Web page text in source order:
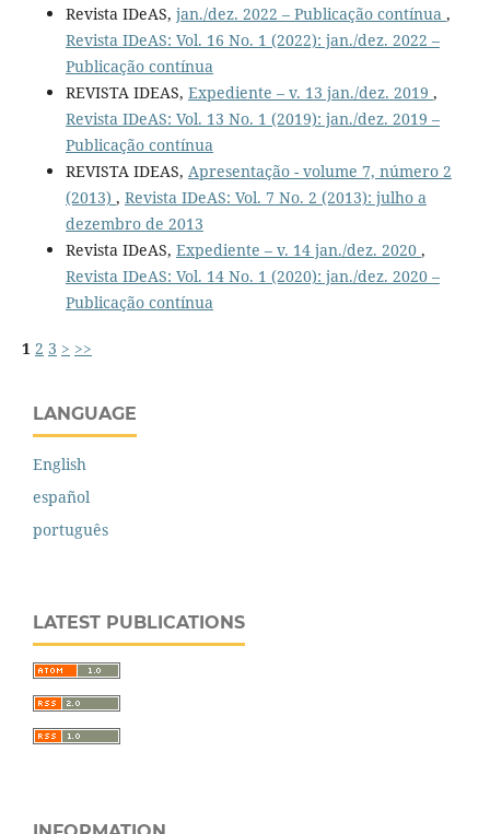
Revista IDeAS, jan./dez. 2022 – Publicação contínua ,
Revista IDeAS: Vol. 16 No. 1 (2022): jan./dez. 2022 –
Publicação contínua
REVISTA IDEAS, Expediente – v. 13 jan./dez. 2019 ,
Revista IDeAS: Vol. 13 No. 1 (2019): jan./dez. 2019 –
Publicação contínua
REVISTA IDEAS, Apresentação - volume 7, número 2
(2013) , Revista IDeAS: Vol. 7 No. 2 (2013): julho a
dezembro de 2013
Revista IDeAS, Expediente – v. 14 jan./dez. 2020 ,
Revista IDeAS: Vol. 14 No. 1 (2020): jan./dez. 2020 –
Publicação contínua
1 2 3 > >>
LANGUAGE
English
español
português
LATEST PUBLICATIONS